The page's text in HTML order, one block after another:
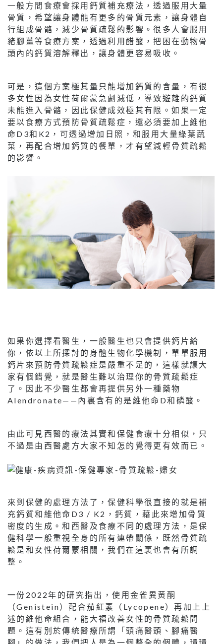
一般方間食療會採用鈣質補充療法，透過服用大量
骨質，希望讓身體能有更多的骨質元素，讓身體自
行組成骨骼，減少骨質疏鬆的影響。很多人會服用
豬腳薑等食療方案，透過利用醋酸，把困在動物骨
頭內的鈣質溶解釋出，讓身體更容易吸收。
可是，這個方案極其量只能增加鈣質的含量，有很
多女性因為女性荷爾蒙急劇減低，導致遊離的鈣質
未能進入骨骼，因此保健成效極其有限。如果一定
要以食療方式預防骨質疏鬆症，還必須要加上維他
命D3和K2，可透過增加日照，和服用大量綠葉蔬
菜，再配合增加鈣質的餐單，才有望減輕骨質疏鬆
的影響。
如果你選擇看醫生，一般醫生也只會提供鈣片給
你，依以上所探討的身體生物化學機制，單單服用
鈣片來預防骨質疏鬆症是嚴重不足的，這樣就讓大
家有個錯覺，就是醫生難以治理你的骨質疏鬆症
了。因此不少醫生都會再提供另外一種藥物
Alendronate——內裏含有的是維他命D和磷酸。
由此可見西醫的療法其實和保健食療十分相似，只
不過是由西醫處方大家不知怎的覺得更有效而已。
來到保健的處理方法了，保健科學很直接的就是補
充鈣質和維他命D3 / K2，鈣質，藉此來增加骨質
密度的生成。和西醫及食療不同的處理方法，是保
健科學一般重視全身的所有連帶關係，既然骨質疏
鬆是和女性荷爾蒙相關，我們在這裏也會有所調
整。
一份2022年的研究指出，使用金雀異黃酮
（Genistein）配合茄紅素（Lycopene）再加上上
述的維他命組合，能大福改善女性的骨質疏鬆問
題。這有別於傳統醫療所謂「頭痛醫頭、腳痛醫